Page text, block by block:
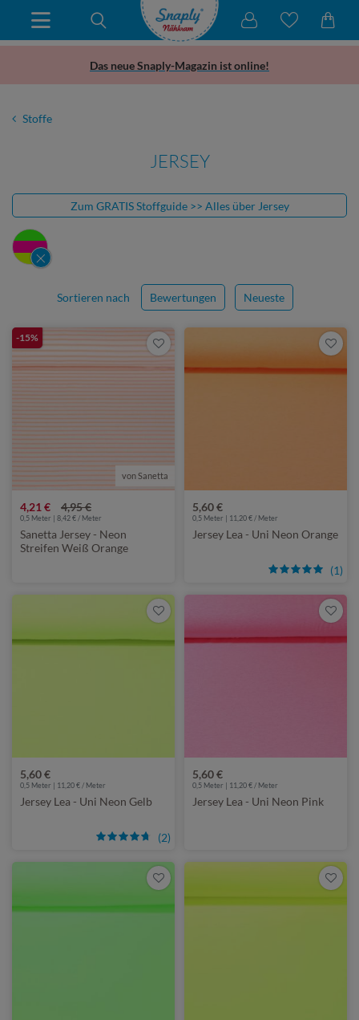
Das neue Snaply-Magazin ist online!
Stoffe
JERSEY
Zum GRATIS Stoffguide >> Alles über Jersey
Sortieren nach Bewertungen Neueste
-15%
von Sanetta
4,21 € 4,95 €
0,5 Meter | 8,42 € / Meter
Sanetta Jersey - Neon
Streifen Weiß Orange
5,60 €
(1)
0,5 Meter | 11,20 € / Meter
Jersey Lea - Uni Neon Orange
5,60 €
(2)
0,5 Meter | 11,20 € / Meter
Jersey Lea - Uni Neon Gelb
5,60 €
0,5 Meter | 11,20 € / Meter
Jersey Lea - Uni Neon Pink